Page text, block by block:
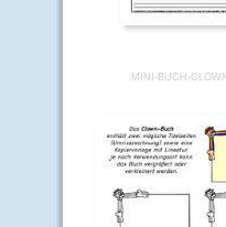
MINI-BUCH-